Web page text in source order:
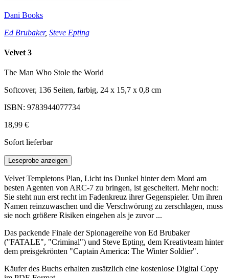
Dani Books
Ed Brubaker, Steve Epting
Velvet 3
The Man Who Stole the World
Softcover, 136 Seiten, farbig, 24 x 15,7 x 0,8 cm
ISBN: 9783944077734
18,99 €
Sofort lieferbar
Leseprobe anzeigen
Velvet Templetons Plan, Licht ins Dunkel hinter dem Mord am
besten Agenten von ARC-7 zu bringen, ist gescheitert. Mehr noch:
Sie steht nun erst recht im Fadenkreuz ihrer Gegenspieler. Um ihren
Namen reinzuwaschen und die Verschwörung zu zerschlagen, muss
sie noch größere Risiken eingehen als je zuvor ...
Das packende Finale der Spionagereihe von Ed Brubaker
("FATALE", "Criminal") und Steve Epting, dem Kreativteam hinter
dem preisgekrönten "Captain America: The Winter Soldier".
Käufer des Buchs erhalten zusätzlich eine kostenlose Digital Copy